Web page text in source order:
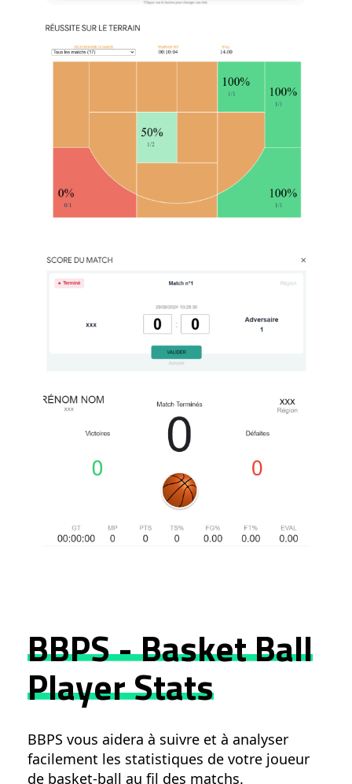
BBPS - Basket Ball
Player Stats
BBPS vous aidera à suivre et à analyser
facilement les statistiques de votre joueur
de basket-ball au fil des matchs.